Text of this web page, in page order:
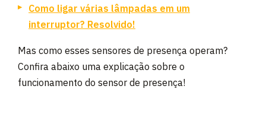
Como ligar várias lâmpadas em um
interruptor? Resolvido!
Mas como esses sensores de presença operam?
Confira abaixo uma explicação sobre o
funcionamento do sensor de presença!